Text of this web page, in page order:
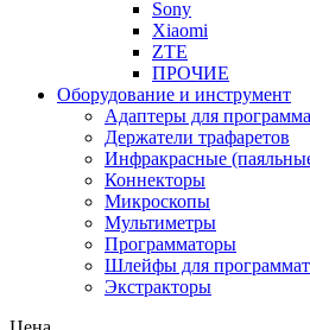
Sony
Xiaomi
ZTE
ПРОЧИЕ
Оборудование и инструмент
Адаптеры для
Держатели трафаретов
Инфракрасные
Коннекторы
Микроскопы
Мультиметры
Программаторы
Шлейфы для
Экстракторы